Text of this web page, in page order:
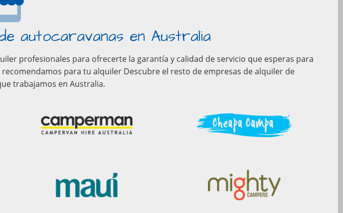
autocaravanas en Australia
profesionales para ofrecerte la garantía y calidad de servicio que esperas para
para tu alquiler Descubre el resto de empresas de alquiler de
trabajamos en Australia.